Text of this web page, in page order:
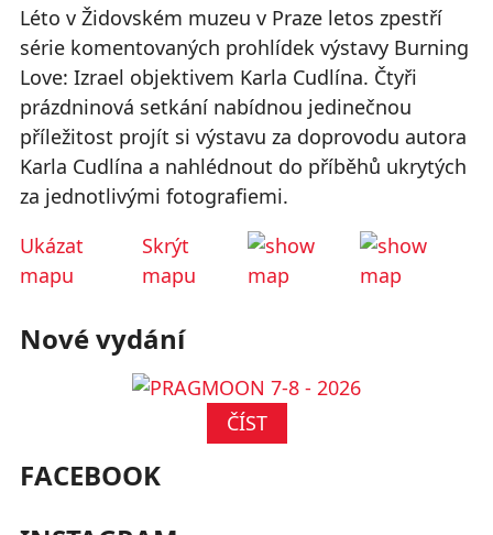
Léto v Židovském muzeu v Praze letos zpestří
série komentovaných prohlídek výstavy Burning
Love: Izrael objektivem Karla Cudlína. Čtyři
prázdninová setkání nabídnou jedinečnou
příležitost projít si výstavu za doprovodu autora
Karla Cudlína a nahlédnout do příběhů ukrytých
za jednotlivými fotografiemi.
Ukázat
mapu
Skrýt
mapu
Nové vydání
ČÍST
FACEBOOK